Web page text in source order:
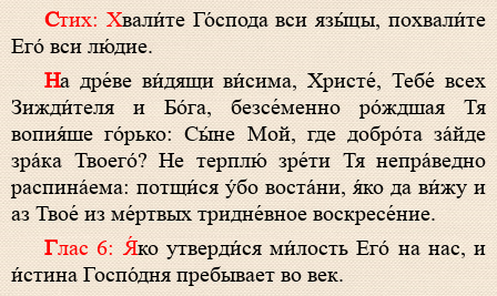
Стих: Хвали́те Го́спода вси язы́цы, похвали́те
Его́ вси лю́дие.
На дре́ве ви́дящи ви́сима, Христе́, Тебе́ всех
Зижди́теля и Бо́га, безсе́менно ро́ждшая Тя
вопия́ше го́рько: Сы́не Мой, где добро́та за́йде
зра́ка Твоего́? Не терплю́ зре́ти Тя непра́ведно
распина́ема: потщи́ся у́бо воста́ни, я́ко да ви́жу и
аз Твое́ из ме́ртвых тридне́вное воскресе́ние.
Глас 6: Я́ко утверди́ся ми́лость Его́ на нас, и
и́стина Госпо́дня пребывает во век.